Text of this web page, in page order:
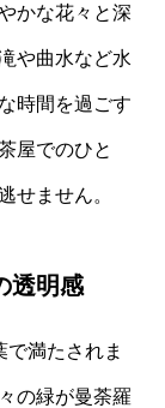
かな花々と深
や曲水など水
時間を過ごす
屋でのひと
せません。
透明感
満たされま
の緑が曼荼羅